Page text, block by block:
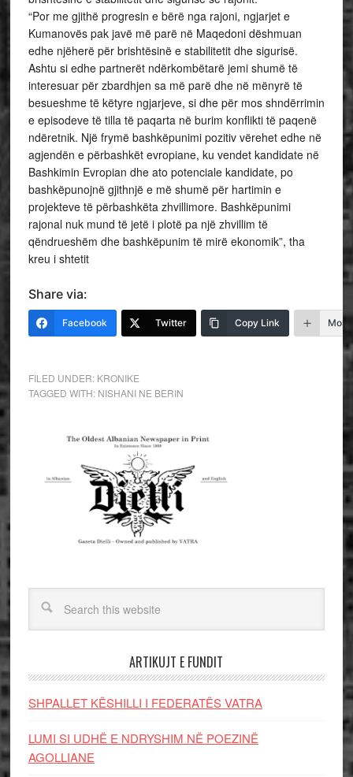
“Por me gjithë progresin e bërë nga rajoni, ngjarjet e
Kumanovës pak javë më parë në Maqedoni dëshmuan
edhe njëherë për brishtësinë e stabilitetit dhe sigurisë.
Ashtu si edhe partnerët ndërkombëtarë jemi shumë të
interesuar për zbardhjen sa më parë dhe në mënyrë të
besueshme të këtyre ngjarjeve, si dhe për mos shndërrimin
e episodeve të tilla të paqarta në burim konflikti të paqenë
ndëretnik. Një frymë bashkëpunimi pozitiv vërehet edhe në
agjendën e përbashkët evropiane, ku vendet kandidate në
Bashkimin Evropian dhe ato potenciale kandidate, po
bashkëpunojnë gjithnjë e më shumë për hartimin e
projekteve të përbashkëta zhvillimore. Bashkëpunimi
rajonal nuk mund të jetë i plotë pa një zhvillim të
qëndrueshëm dhe bashkëpunim të mirë ekonomik”, tha
kreu i shtetit
Share via:
Facebook Twitter Copy Link More
FILED UNDER: KRONIKE
TAGGED WITH: NISHANI NE BERIN
ARTIKUJT E FUNDIT
SHPALLET KËSHILLI I FEDERATËS VATRA
LUMI SI UDHË E NDRYSHIM NË POEZINË
AGOLLIANE